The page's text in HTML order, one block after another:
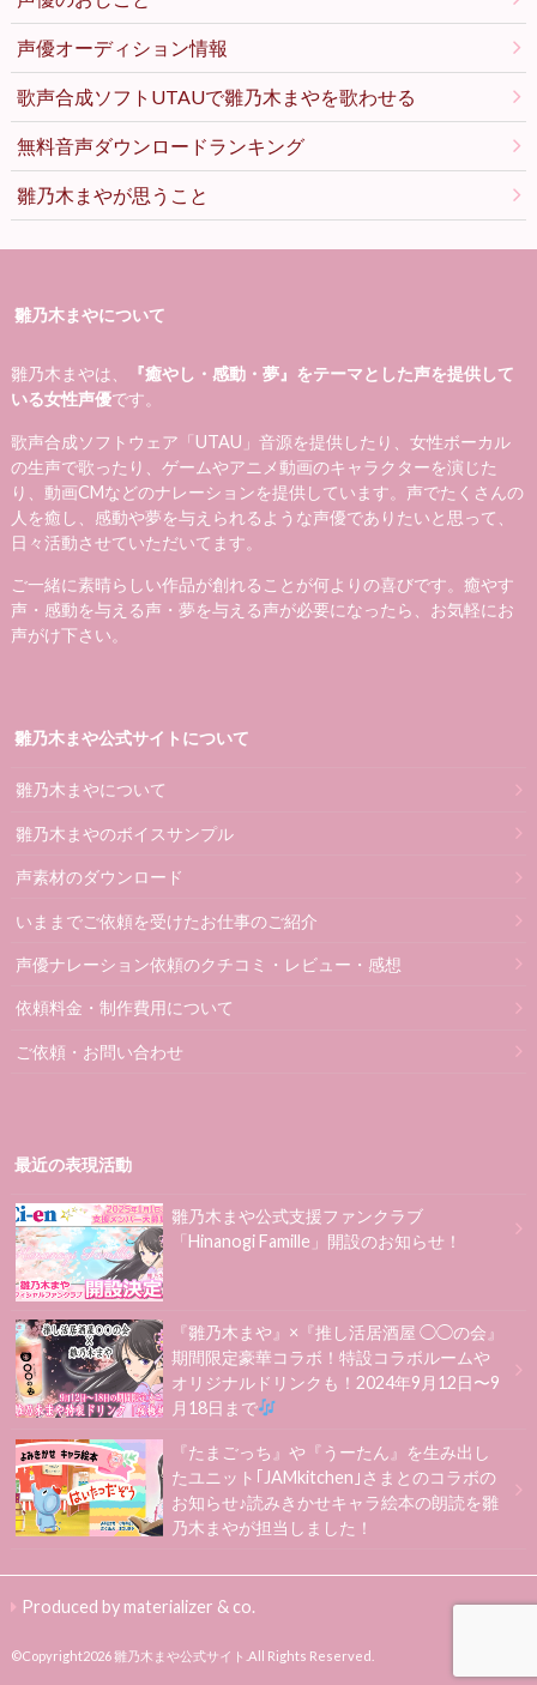
声優オーディション情報
歌声合成ソフトUTAUで雛乃木まやを歌わせる
無料音声ダウンロードランキング
雛乃木まやが思うこと
雛乃木まやについて
雛乃木まやは、
『癒やし・感動・夢』をテーマとした声を提供して
いる女性声優です。
歌声合成ソフトウェア「UTAU」音源を提供したり、女性ボーカル
の生声で歌ったり、ゲームやアニメ動画のキャラクターを演じた
り、動画CMなどのナレーションを提供しています。声でたくさんの
人を癒し、感動や夢を与えられるような声優でありたいと思って、
日々活動させていただいてます。
ご一緒に素晴らしい作品が創れることが何よりの喜びです。癒やす
声・感動を与える声・夢を与える声が必要になったら、お気軽にお
声がけ下さい。
雛乃木まや公式サイトについて
雛乃木まやについて
雛乃木まやのボイスサンプル
声素材のダウンロード
いままでご依頼を受けたお仕事のご紹介
声優ナレーション依頼のクチコミ・レビュー・感想
依頼料金・制作費用について
ご依頼・お問い合わせ
最近の表現活動
雛乃木まや公式支援ファンクラブ
「Hinanogi Famille」開設のお知らせ！
『雛乃木まや』×『推し活居酒屋 ◯◯の会』
期間限定豪華コラボ！特設コラボルームや
オリジナルドリンクも！2024年9月12日〜9
月18日まで
『たまごっち』や『うーたん』を生み出し
たユニット｢JAMkitchen｣さまとのコラボの
お知らせ♪読みきかせキャラ絵本の朗読を雛
乃木まやが担当しました！
Produced by materializer & co.
©Copyright2026雛乃木まや公式サイト .All Rights Reserved.